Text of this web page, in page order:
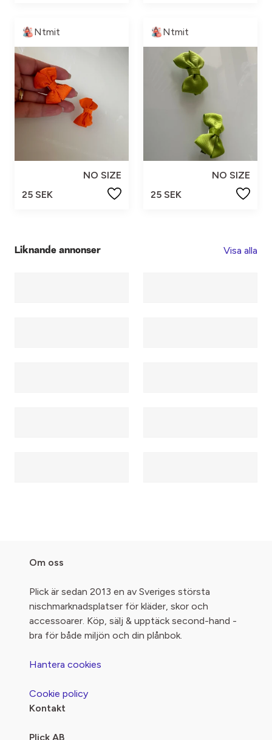
Ntmit
NO SIZE
25 SEK
Ntmit
NO SIZE
25 SEK
Liknande annonser Visa alla
Om oss
Plick är sedan 2013 en av Sveriges största
nischmarknadsplatser för kläder, skor och
accessoarer. Köp, sälj & upptäck second-hand -
bra för både miljön och din plånbok.
Hantera cookies
Cookie policy
Kontakt
Plick AB